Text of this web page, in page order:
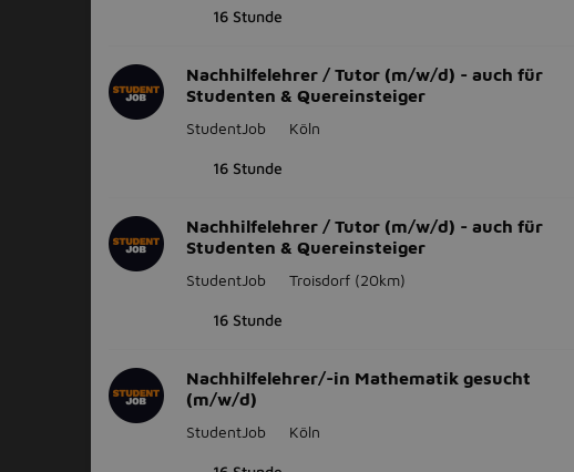
16 Stunde
Nachhilfelehrer / Tutor (m/w/d) - auch für
Studenten & Quereinsteiger
StudentJob Köln
16 Stunde
Nachhilfelehrer / Tutor (m/w/d) - auch für
Studenten & Quereinsteiger
StudentJob Troisdorf (20km)
16 Stunde
Nachhilfelehrer/-in Mathematik gesucht
(m/w/d)
StudentJob Köln